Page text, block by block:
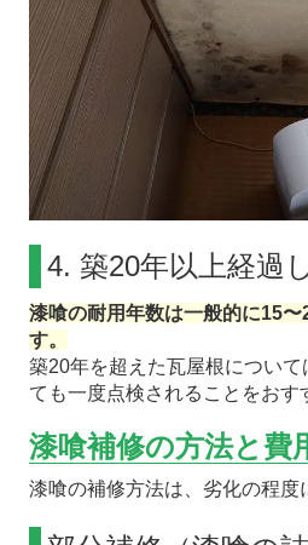
4. 築20年以上経過
漆喰の耐用年数は一般的に15〜
す。
築20年を超えた瓦屋根について
ても一度点検されることをおす
漆喰補修の方法と費
漆喰の補修方法は、劣化の程度